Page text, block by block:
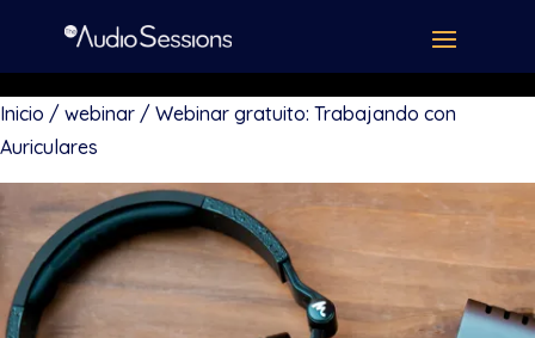
Inicio / webinar / Webinar gratuito: Trabajando con
Auriculares